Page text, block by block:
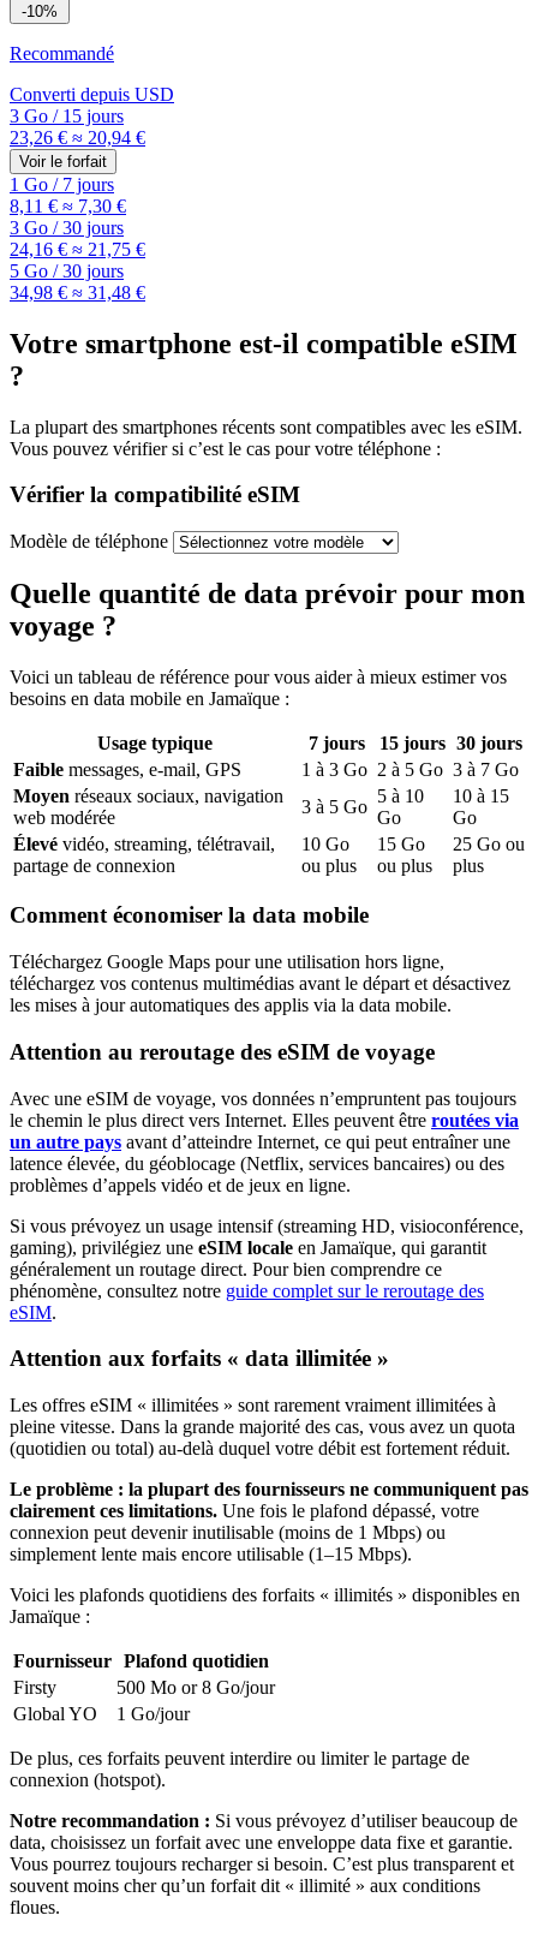
-10%
Recommandé
Converti depuis USD
3 Go /15 jours
23,26 € ≈ 20,94 €
Voir le forfait
1 Go /7 jours
8,11 € ≈ 7,30 €
3 Go /30 jours
24,16 € ≈ 21,75 €
5 Go /30 jours
34,98 € ≈ 31,48 €
Votre smartphone est-il compatible eSIM
?
La plupart des smartphones récents sont compatibles avec les eSIM.
Vous pouvez vérifier si c’est le cas pour votre téléphone :
Vérifier la compatibilité eSIM
Modèle de téléphone
Quelle quantité de data prévoir pour mon
voyage ?
Voici un tableau de référence pour vous aider à mieux estimer vos
besoins en data mobile en Jamaïque :
Usage typique 7 jours 15 jours 30jours
Faible messages, e-mail, GPS 1 à 3 Go 2 à 5 Go 3 à 7 Go
Moyen réseaux sociaux, navigation
web modérée
3 à 5 Go
5 à 10
Go
10 à 15
Go
Élevé vidéo, streaming, télétravail,
partage de connexion
10 Go
ou plus
15 Go
ou plus
25 Go ou
plus
Comment économiser la data mobile
Téléchargez Google Maps pour une utilisation hors ligne,
téléchargez vos contenus multimédias avant le départ et désactivez
les mises à jour automatiques des applis via la data mobile.
Attention au reroutage des eSIM de voyage
Avec une eSIM de voyage, vos données n’empruntent pas toujours
le chemin le plus direct vers Internet. Elles peuvent être routées via
un autre pays avant d’atteindre Internet, ce qui peut entraîner une
latence élevée, du géoblocage (Netflix, services bancaires) ou des
problèmes d’appels vidéo et de jeux en ligne.
Si vous prévoyez un usage intensif (streaming HD, visioconférence,
gaming), privilégiez une eSIM locale en Jamaïque, qui garantit
généralement un routage direct. Pour bien comprendre ce
phénomène, consultez notre guide complet sur le reroutage des
eSIM.
Attention aux forfaits « data illimitée »
Les offres eSIM « illimitées » sont rarement vraiment illimitées à
pleine vitesse. Dans la grande majorité des cas, vous avez un quota
(quotidien ou total) au-delà duquel votre débit est fortement réduit.
Le problème : la plupart des fournisseurs ne communiquent pas
clairement ces limitations. Une fois le plafond dépassé, votre
connexion peut devenir inutilisable (moins de 1 Mbps) ou
simplement lente mais encore utilisable (1–15 Mbps).
Voici les plafonds quotidiens des forfaits « illimités » disponibles en
Jamaïque :
Fournisseur Plafond quotidien
Firsty
500 Mo or 8 Go/jour
Global YO
1 Go/jour
De plus, ces forfaits peuvent interdire ou limiter le partage de
connexion (hotspot).
Notre recommandation : Si vous prévoyez d’utiliser beaucoup de
data, choisissez un forfait avec une enveloppe data fixe et garantie.
Vous pourrez toujours recharger si besoin. C’est plus transparent et
souvent moins cher qu’un forfait dit « illimité » aux conditions
floues.